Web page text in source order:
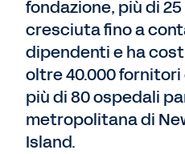
fondazione, più di
cresciuta fino a
dipendenti e ha
oltre 40.000
più di 80 ospedali
metropolitana di
Island.